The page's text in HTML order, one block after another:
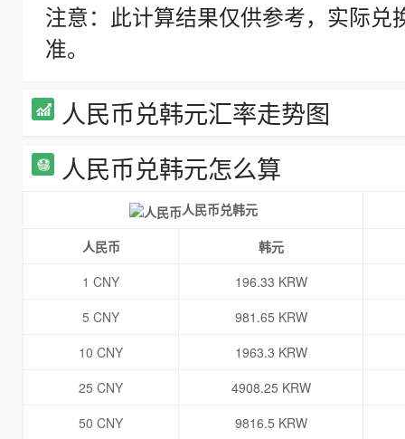
注意：此计算结果仅供参考，实际
准。
人民币兑韩元汇率走势图
人民币兑韩元怎么算
人民币兑韩元
人民币
韩元
1 CNY
196.33 KRW
5 CNY
981.65 KRW
10 CNY
1963.3 KRW
25 CNY
4908.25 KRW
50 CNY
9816.5 KRW